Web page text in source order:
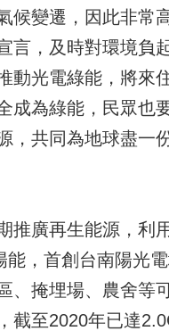
候變遷，因此非常
言，及時對環境負
動光電綠能，將來
成為綠能，民眾也
，共同為地球盡一
推廣再生能源，利
能，首創台南陽光
、掩埋場、農舍等
截至2020年已達